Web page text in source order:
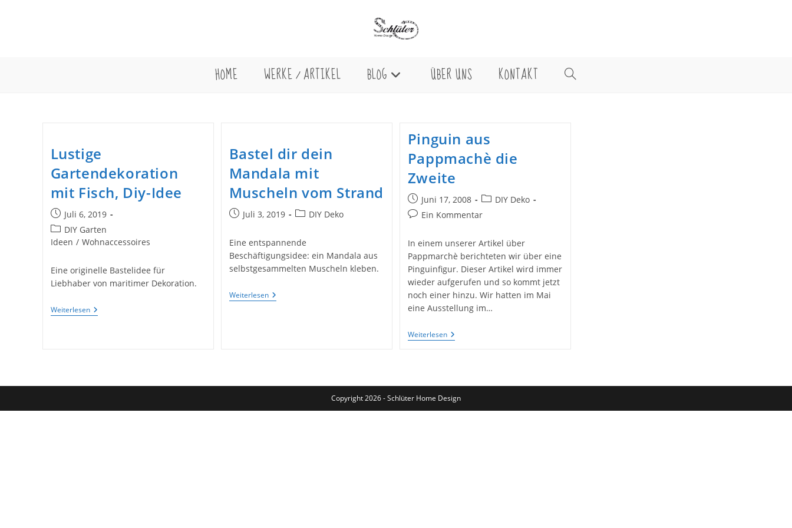
HOME WERKE / ARTIKEL BLOG ÜBER UNS KONTAKT WEBSITE-
Lustige
Gartendekoration
mit Fisch, Diy-Idee
Beitrag
veröffentlicht:
Juli 6, 2019
Beitrags-
Kategorie:
DIY Garten
Ideen / Wohnaccessoires
Eine originelle Bastelidee für
Liebhaber von maritimer Dekoration.
WeiterlesenLustige
Gartendekoration
Bastel dir dein
Mandala mit
Muscheln vom Strand
BeitragJuli 3, 2019
Beitrags-
DIY Deko
Eine entspannende
Beschäftigungsidee: ein Mandala aus
selbstgesammelten Muscheln kleben.
WeiterlesenBastel
Dir
Pinguin aus
Pappmachè die
Zweite
Beitrag
veröffentlicht:
Juni 17, 2008
Beitrags-
Kategorie:
DIY Deko
Beitrags-
Ein Kommentar
In einem unserer Artikel über
Pappmarchè berichteten wir über eine
Pinguinfigur. Dieser Artikel wird immer
wieder aufgerufen und so kommt jetzt
noch einer hinzu. Wir hatten im Mai
eine Ausstellung im…
WeiterlesenPinguin
Aus
Copyright 2026 - Schlüter Home Design